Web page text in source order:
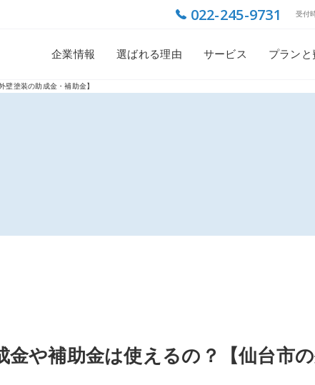
022-245-9731 受付
企業情報 選ばれる理由 サービス プランと
壁塗装の助成金・補助金】
金や補助金は使えるの？【仙台市